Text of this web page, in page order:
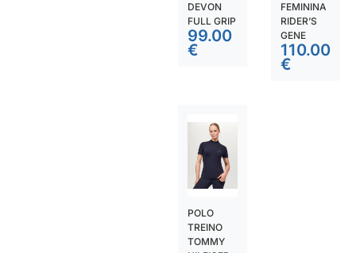
DEVON
FULL GRIP
99.00
€
FEMININA
RIDER’S
GENE
110.00
€
POLO
TREINO
TOMMY